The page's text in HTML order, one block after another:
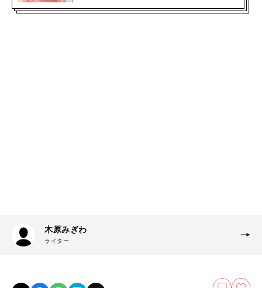
木原みぎわ
ライター